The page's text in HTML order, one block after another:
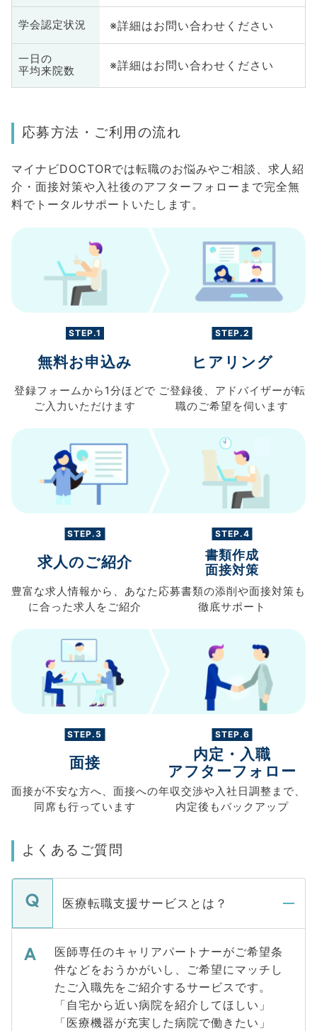
学会認定状況 ※詳細はお問い合わせください
一日の
平均来院数
※詳細はお問い合わせください
応募方法・ご利用の流れ
マイナビDOCTORでは転職のお悩みやご相談、求人紹
介・面接対策や入社後のアフターフォローまで完全無
料でトータルサポートいたします。
STEP.1
無料お申込み
登録フォームから 1分ほどで
ご入力 いただけます
STEP.2
ヒアリング
ご登録後、 アドバイザーが転
職のご希望を伺います
STEP.3
求人のご紹介
豊富な求人情報から、 あなた
に合った求人を ご紹介
STEP.4
書類作成
面接対策
応募書類の添削や面接対策も
徹底サポート
STEP.5
面接
面接が不安な方へ、 面接への
同席も行っています
STEP.6
内定・入職
アフターフォロー
年収交渉や入社日調整まで、
内定後もバックアップ
よくあるご質問
医療転職支援サービスとは？
医師専任のキャリアパートナーがご希望条
件などをおうかがいし、ご希望にマッチし
たご入職先をご紹介するサービスです。
「自宅から近い病院を紹介してほしい」
「医療機器が充実した病院で働きたい」